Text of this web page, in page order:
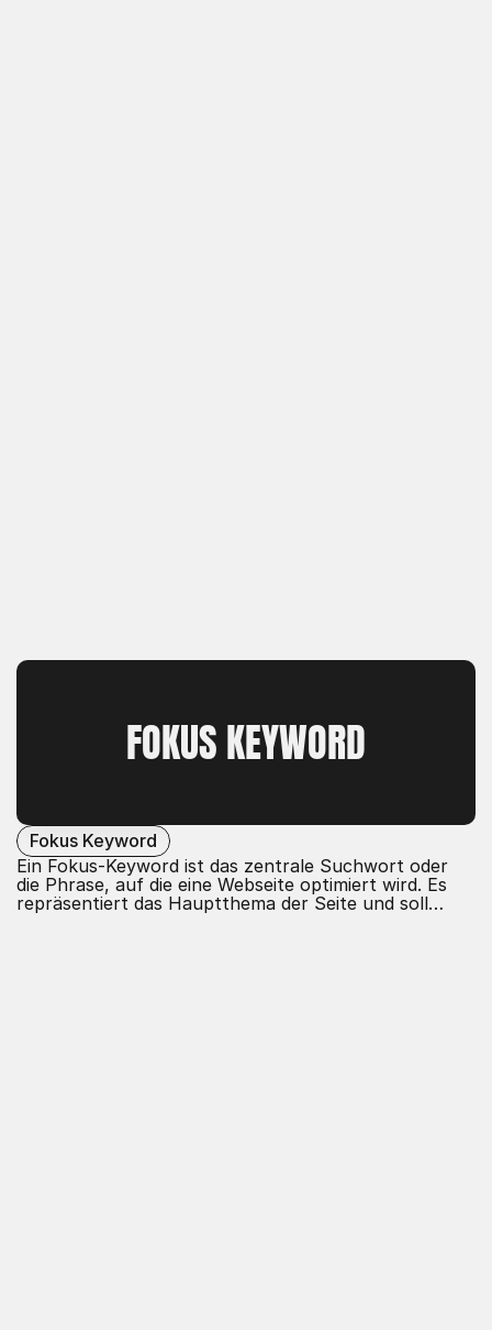
FOKUS KEYWORD
Fokus Keyword
Ein Fokus-Keyword ist das zentrale Suchwort oder
die Phrase, auf die eine Webseite optimiert wird. Es
repräsentiert das Hauptthema der Seite und soll